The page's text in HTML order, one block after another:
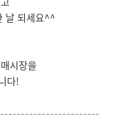
날 되세요^^
시장을
다!